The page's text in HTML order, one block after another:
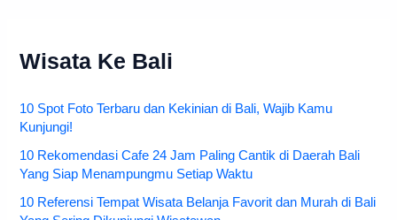
Wisata Ke Bali
10 Spot Foto Terbaru dan Kekinian di Bali, Wajib Kamu
Kunjungi!
10 Rekomendasi Cafe 24 Jam Paling Cantik di Daerah Bali
Yang Siap Menampungmu Setiap Waktu
10 Referensi Tempat Wisata Belanja Favorit dan Murah di Bali